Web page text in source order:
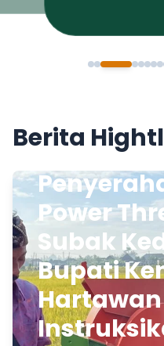
Berita
Power
Subak
Bupati
Hartawan